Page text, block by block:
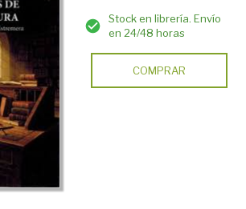
Stock en librería. Envío
en 24/48 horas
COMPRAR